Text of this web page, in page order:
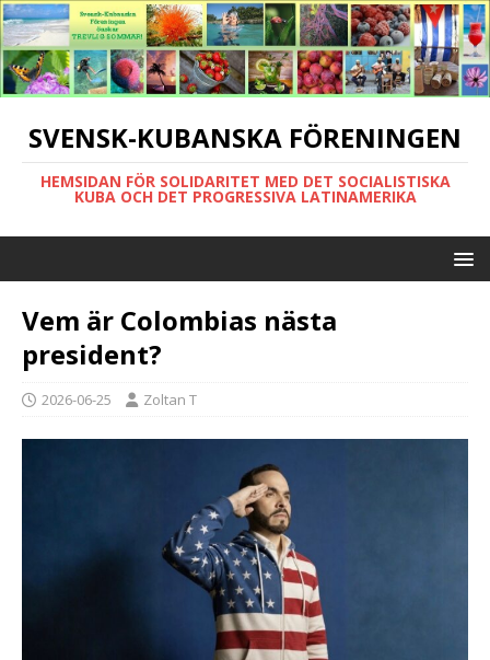
SVENSK-KUBANSKA FÖRENINGEN
HEMSIDAN FÖR SOLIDARITET MED DET SOCIALISTISKA
KUBA OCH DET PROGRESSIVA LATINAMERIKA
Vem är Colombias nästa
president?
2026-06-25 Zoltan T